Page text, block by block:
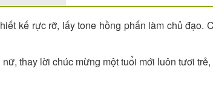
kế rực rỡ, lấy tone hồng phấn làm chủ đạo.
thay lời chúc mừng một tuổi mới luôn tươi